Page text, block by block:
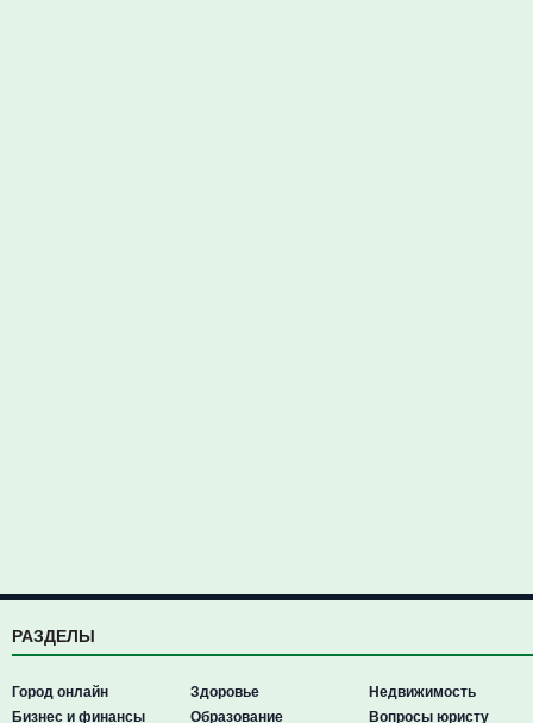
РАЗДЕЛЫ
Город онлайн
Бизнес и финансы
Здоровье
Образование
Недвижимость
Вопросы юристу